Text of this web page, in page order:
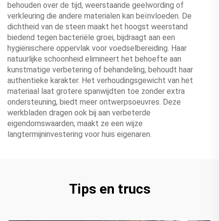
behouden over de tijd, weerstaande geelwording of
verkleuring die andere materialen kan beïnvloeden. De
dichtheid van de steen maakt het hoogst weerstand
biedend tegen bacteriële groei, bijdraagt aan een
hygiënischere oppervlak voor voedselbereiding. Haar
natuurlijke schoonheid elimineert het behoefte aan
kunstmatige verbetering of behandeling, behoudt haar
authentieke karakter. Het verhoudingsgewicht van het
materiaal laat grotere spanwijdten toe zonder extra
ondersteuning, biedt meer ontwerpsoeuvres. Deze
werkbladen dragen ook bij aan verbeterde
eigendomswaarden, maakt ze een wijze
langtermijninvestering voor huis eigenaren.
Tips en trucs